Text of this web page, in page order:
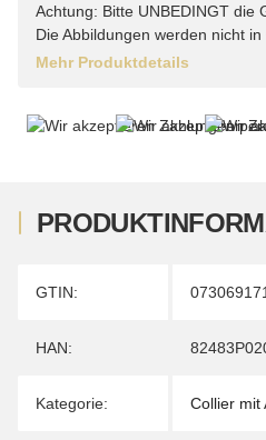
Achtung: Bitte UNBEDINGT die
Die Abbildungen werden nicht
Mehr Produktdetails
Produkteigenschaft
Wert
GTIN:
HAN:
Kategorie: Collier mit